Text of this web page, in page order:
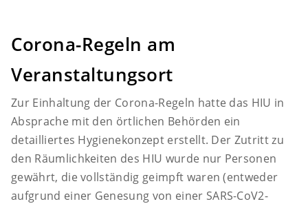
Corona-Regeln am
Veranstaltungsort
Zur Einhaltung der Corona-Regeln hatte das HIU in
Absprache mit den örtlichen Behörden ein
detailliertes Hygienekonzept erstellt. Der Zutritt zu
den Räumlichkeiten des HIU wurde nur Personen
gewährt, die vollständig geimpft waren (entweder
aufgrund einer Genesung von einer SARS-CoV2-